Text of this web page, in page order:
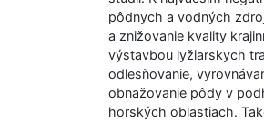
pôdnych a vodných
a znižovanie kvality
výstavbou lyžiarskych
odlesňovanie,
obnažovanie pôdy v
horských oblastiach.